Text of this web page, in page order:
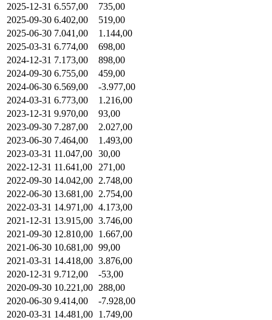
2025-12-31 6.557,00
735,00
2025-09-30 6.402,00
519,00
2025-06-30 7.041,00
1.144,00
2025-03-31 6.774,00
698,00
2024-12-31 7.173,00
898,00
2024-09-30 6.755,00
459,00
2024-06-30 6.569,00
-3.977,00
2024-03-31 6.773,00
1.216,00
2023-12-31 9.970,00
93,00
2023-09-30 7.287,00
2.027,00
2023-06-30 7.464,00
1.493,00
2023-03-31 11.047,00 30,00
2022-12-31 11.641,00
271,00
2022-09-30 14.042,00 2.748,00
2022-06-30 13.681,00 2.754,00
2022-03-31 14.971,00 4.173,00
2021-12-31 13.915,00 3.746,00
2021-09-30 12.810,00 1.667,00
2021-06-30 10.681,00 99,00
2021-03-31 14.418,00 3.876,00
2020-12-31 9.712,00
-53,00
2020-09-30 10.221,00 288,00
2020-06-30 9.414,00
-7.928,00
2020-03-31 14.481,00 1.749,00